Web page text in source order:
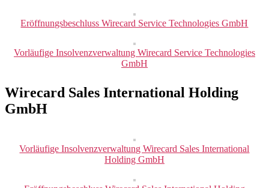
Eröffnungsbeschluss Wirecard Service Technologies GmbH
Vorläufige Insolvenzverwaltung Wirecard Service Technologies
GmbH
Wirecard Sales International Holding
GmbH
Vorläufige Insolvenzverwaltung Wirecard Sales International
Holding GmbH